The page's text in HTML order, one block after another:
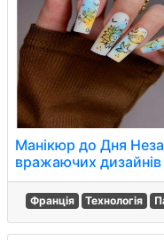
Манікюр до Дня
вражаючих дизайнів
Франція Технологія